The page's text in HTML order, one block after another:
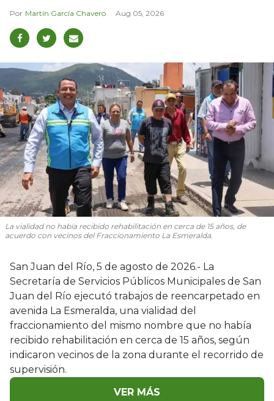
Martín García Chavero Aug 05, 2026
La vialidad no había recibido rehabilitación en cerca de 15 años, de
acuerdo con vecinos del Fraccionamiento La Esmeralda.
San Juan del Río, 5 de agosto de 2026.- La
Secretaría de Servicios Públicos Municipales de San
Juan del Río ejecutó trabajos de reencarpetado en
avenida La Esmeralda, una vialidad del
fraccionamiento del mismo nombre que no había
recibido rehabilitación en cerca de 15 años, según
indicaron vecinos de la zona durante el recorrido de
supervisión.
VER MÁS